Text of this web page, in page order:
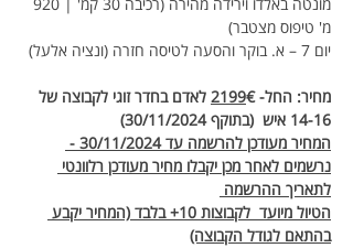
מ' טיפוס מצטבר)
יום 7 – א. בוקר והסעה לטיסה חזרה (ונציה אלעל)
מחיר: החל- 2199 € לאדם בחדר זוגי לקבוצה של
14-16 איש  (בתוקף 30/11/2024)
המחיר מעודכן להרשמה עד 30/11/2024 -
נרשמים לאחר מכן יקבלו מחיר מעודכן רלוונטי
לתאריך ההרשמה
הטיול מיועד  לקבוצות 10+ בלבד (המחיר יקבע
בהתאם לגודל הקבוצה)